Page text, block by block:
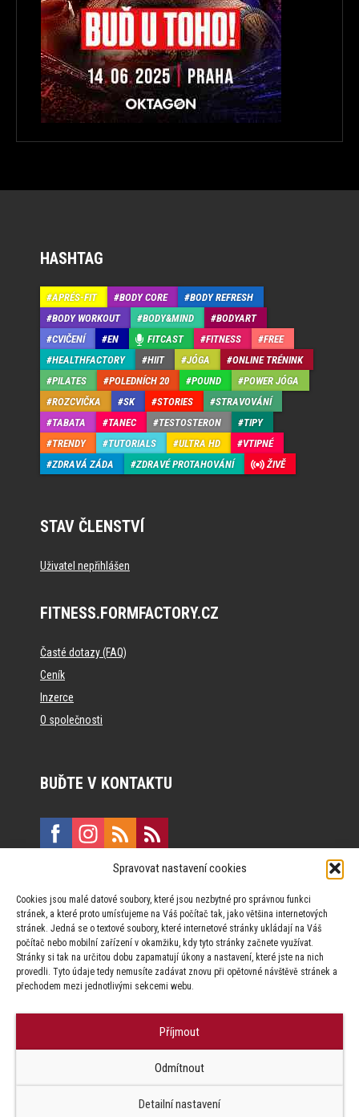
Spravovat nastavení cookies
Cookies jsou malé datové soubory, které jsou nezbytné pro správnou funkci
stránek, a které proto umísťujeme na Váš počítač tak, jako většina internetových
stránek. Jedná se o textové soubory, které internetové stránky ukládají na Váš
počítač nebo mobilní zařízení v okamžiku, kdy tyto stránky začnete využívat.
Stránky si tak na určitou dobu zapamatují úkony a nastavení, které jste na nich
provedli. Tyto údaje tedy nemusíte zadávat znovu při opětovné návštěvě stránek a
přechodem mezi jednotlivými sekcemi webu.
Příjmout
Odmítnout
Detailní nastavení
HASHTAG
APRÉS-FIT BODY CORE
BODY REFRESH
BODY WORKOUT
BODY&MIND
BODYART
CVIČENÍ
EN FITCAST FITNESS
FREE
HEALTHFACTORY
HIIT JÓGA
ONLINE TRÉNINK
PILATES
POLEDNÍCH 20 POUND
POWER JÓGA
ROZCVIČKA
SK STORIES
STRAVOVÁNÍ
TABATA
TANEC TESTOSTERON
TIPY
TRENDY
TUTORIALS ULTRA HD
VTIPNÉ
ZDRAVÁ ZÁDA
ZDRAVÉ PROTAHOVÁNÍ ŽIVĚ
STAV ČLENSTVÍ
Uživatel nepřihlášen
FITNESS.FORMFACTORY.CZ
Časté dotazy (FAQ)
Ceník
Inzerce
O společnosti
BUĎTE V KONTAKTU
Vinohradská 190, 130 00 Praha 3
Za publikovaný obsah odpovídají jednotliví autoři.
Factory s.r.o. zapovězeno.